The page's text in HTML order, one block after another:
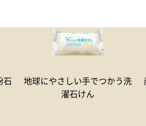
石
地球にやさしい手でつかう洗
濯石けん